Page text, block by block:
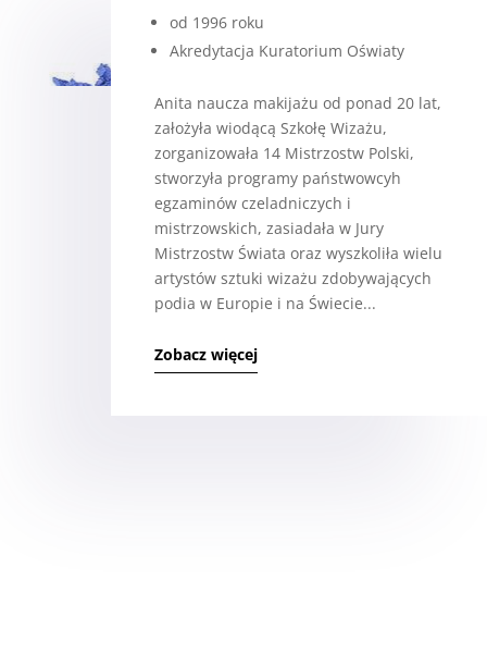
od 1996 roku
Akredytacja Kuratorium Oświaty
Anita naucza makijażu od ponad 20 lat,
założyła wiodącą Szkołę Wizażu,
zorganizowała 14 Mistrzostw Polski,
stworzyła programy państwowcyh
egzaminów czeladniczych i
mistrzowskich, zasiadała w Jury
Mistrzostw Świata oraz wyszkoliła wielu
artystów sztuki wizażu zdobywających
podia w Europie i na Świecie...
Zobacz więcej